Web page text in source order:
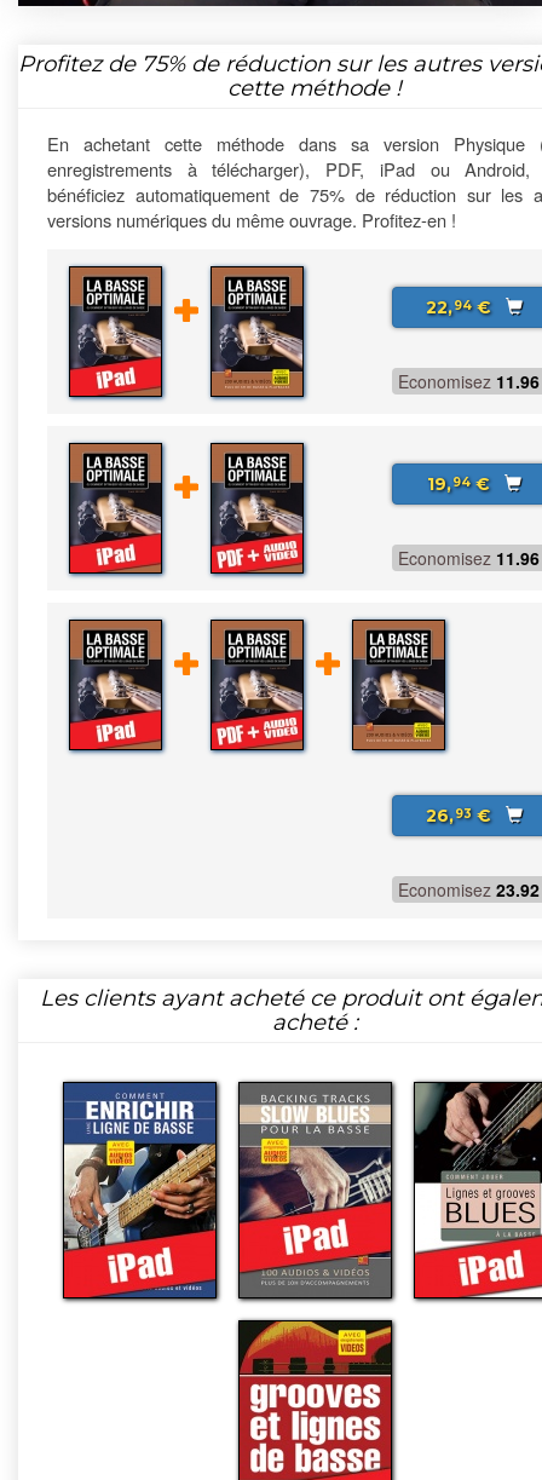
Profitez de 75%de réduction sur les autres
cette méthode !
En achetant cette méthode dans sa version Physique
enregistrements à télécharger), PDF, iPad ou Android,
bénéficiez automatiquement de 75% de réduction sur les
versions numériques du même ouvrage. Profitez-en !
22,94€
Economisez 11.96
19,94€
Economisez 11.96
26,93€
Economisez 23.92
Les clients ayant acheté ce produit ont
acheté :